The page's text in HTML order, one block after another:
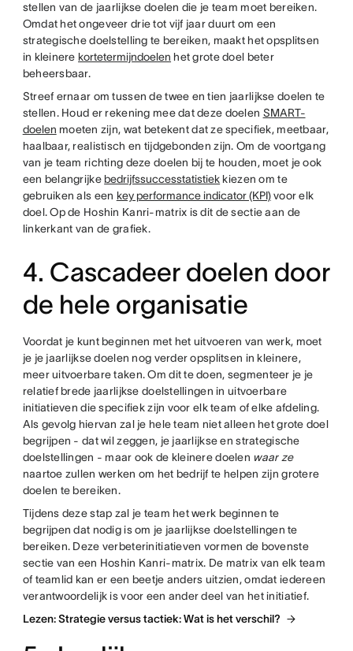
stellen van de jaarlijkse doelen die je team moet bereiken.
Omdat het ongeveer drie tot vijf jaar duurt om een
strategische doelstelling te bereiken, maakt het opsplitsen
in kleinere kortetermijndoelen het grote doel beter
beheersbaar.
Streef ernaar om tussen de twee en tien jaarlijkse doelen te
stellen. Houd er rekening mee dat deze doelen SMART-
doelen moeten zijn, wat betekent dat ze specifiek, meetbaar,
haalbaar, realistisch en tijdgebonden zijn. Om de voortgang
van je team richting deze doelen bij te houden, moet je ook
een belangrijke bedrijfssuccesstatistiek kiezen om te
gebruiken als een key performance indicator (KPI)voor elk
doel. Op de Hoshin Kanri-matrix is dit de sectie aan de
linkerkant van de grafiek.
4. Cascadeer doelen door
de hele organisatie
Voordat je kunt beginnen met het uitvoeren van werk, moet
je je jaarlijkse doelen nog verder opsplitsen in kleinere,
meer uitvoerbare taken. Om dit te doen, segmenteer je je
relatief brede jaarlijkse doelstellingen in uitvoerbare
initiatieven die specifiek zijn voor elk team of elke afdeling.
Als gevolg hiervan zal je hele team niet alleen het grote doel
begrijpen - dat wil zeggen, je jaarlijkse en strategische
doelstellingen - maar ook de kleinere doelen waar ze
naartoe zullen werken om het bedrijf te helpen zijn grotere
doelen te bereiken.
Tijdens deze stap zal je team het werk beginnen te
begrijpen dat nodig is om je jaarlijkse doelstellingen te
bereiken. Deze verbeterinitiatieven vormen de bovenste
sectie van een Hoshin Kanri-matrix. De matrix van elk team
of teamlid kan er een beetje anders uitzien, omdat iedereen
verantwoordelijk is voor een ander deel van het initiatief.
Lezen: Strategie versus tactiek: Wat is het verschil?